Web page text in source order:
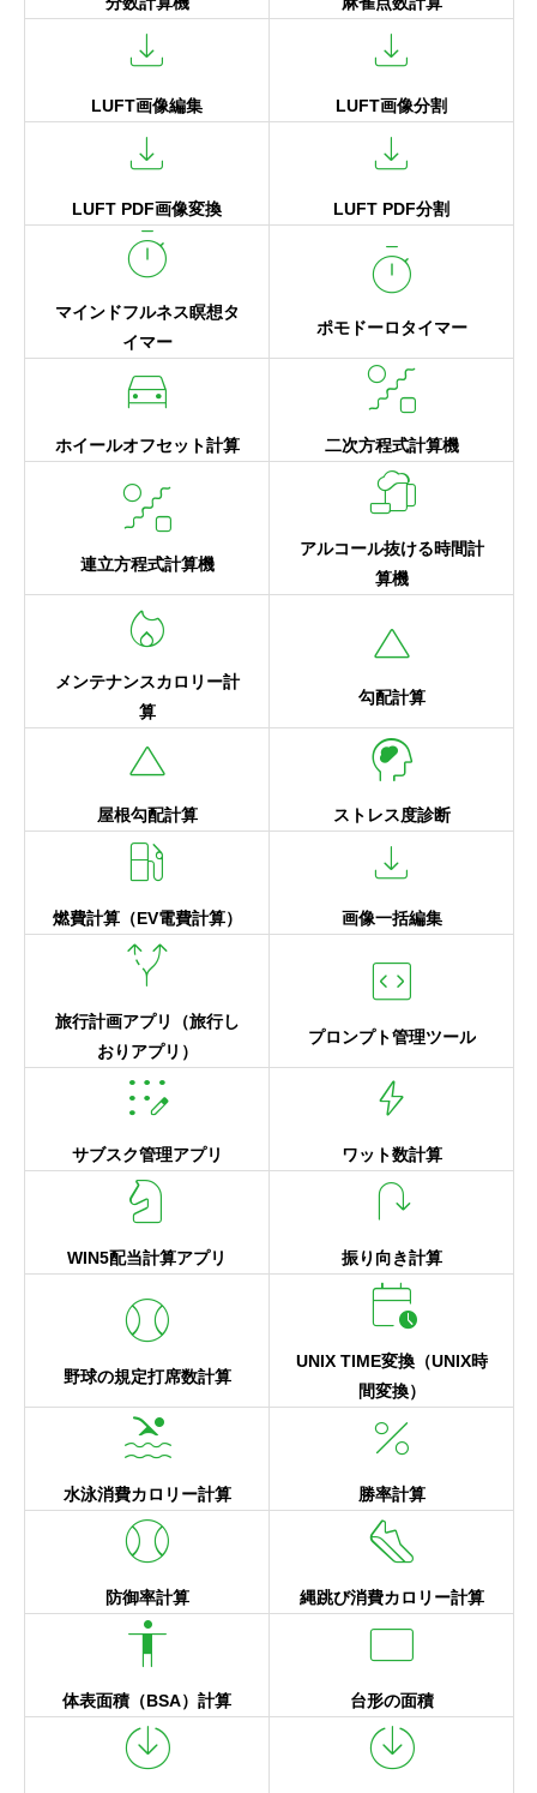
download
LUFT画像編集
download
LUFT画像分割
download
LUFT PDF画像変換
download
LUFT PDF分割
timer
マインドフルネス瞑想タ
イマー
timer
ポモドーロタイマー
directions_car
ホイールオフセット計算
draw_abstract
二次方程式計算機
draw_abstract
連立方程式計算機
beer_meal
アルコール抜ける時間計
算機
local_fire_department
メンテナンスカロリー計
算
change_history
勾配計算
change_history
屋根勾配計算
cognition_2
ストレス度診断
local_gas_station
燃費計算（EV電費計算）
download
画像一括編集
alt_route
旅行計画アプリ（旅行し
おりアプリ）
code_blocks
プロンプト管理ツール
app_registration
サブスク管理アプリ
bolt
ワット数計算
chess_knight
WIN5配当計算アプリ
u_turn_right
振り向き計算
sports_baseball
野球の規定打席数計算
calendar_clock
UNIX TIME変換（UNIX時
間変換）
pool
水泳消費カロリー計算
percent
勝率計算
sports_baseball
防御率計算
steps
縄跳び消費カロリー計算
accessibility
体表面積（BSA）計算
rectangle
台形の面積
enable enable